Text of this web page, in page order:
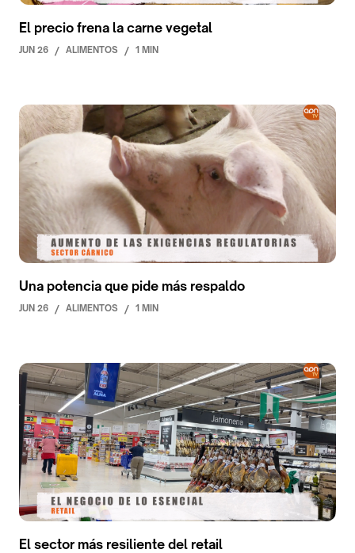
El precio frena la carne vegetal
JUN 26 / ALIMENTOS / 1 MIN
Una potencia que pide más respaldo
JUN 26 / ALIMENTOS / 1 MIN
El sector más resiliente del retail